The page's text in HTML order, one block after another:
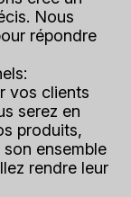
Nous
répondre
:
vos clients
serez en
produits,
ensemble
rendre leur